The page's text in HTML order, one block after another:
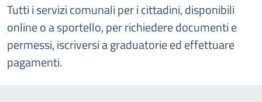
Tutti i servizi comunali per i cittadini, disponibili
online o a sportello, per richiedere documenti e
permessi, iscriversi a graduatorie ed effettuare
pagamenti.